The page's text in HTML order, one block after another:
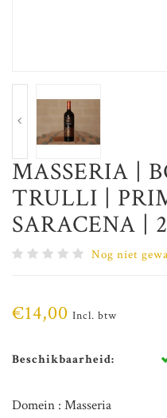
MASSERIA |
TRULLI |
SARACENA |
Nog niet
€14,00 Incl. btw
Beschikbaarheid:
Domein : Masseria